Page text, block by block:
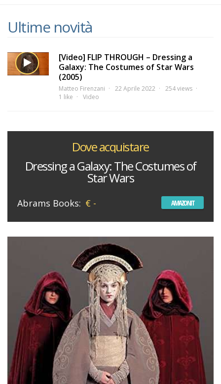
Ultime novità
[Video] FLIP THROUGH – Dressing a
Galaxy: The Costumes of Star Wars
(2005)
Matteo Firenzani 22 Aprile 2022
254 views
1 like
Video
Dove acquistare
Dressing a Galaxy: The Costumes of
Star Wars
Abrams Books: € - AMAZONIT